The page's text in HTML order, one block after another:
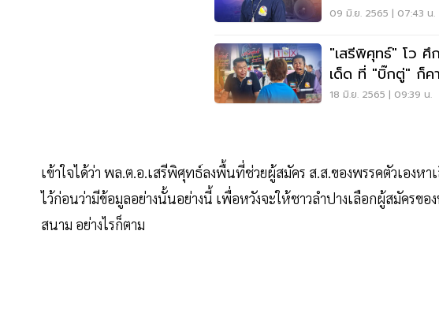
ลำปาง
09 มิ.ย. 2565 | 07:43 น.
"เสรีพิศุทธ์" โว
เด็ด ที่ "บิ๊กตู่" ก็ค
18 มิ.ย. 2565 | 09:39 น.
เข้าใจได้ว่า พล.ต.อ.เสรีพิศุทธ์ลงพื้นที่ช่วยผู้สมัคร ส.ส.ของพรรคตัวเองหา
ไว้ก่อนว่ามีข้อมูลอย่างนั้นอย่างนี้ เพื่อหวังจะให้ชาวลำปางเลือกผู้สมัครข
สนาม อย่างไรก็ตาม